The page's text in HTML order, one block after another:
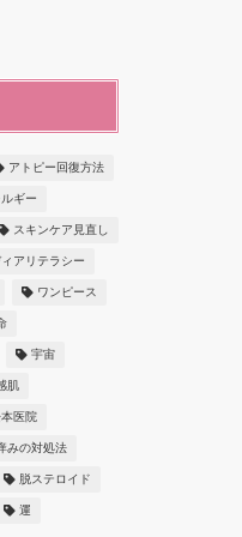
アトピー回復方法
ギー
スキンケア見直し
ィアリテラシー
ワンピース
宇宙
肌
医院
みの対処法
脱ステロイド
運